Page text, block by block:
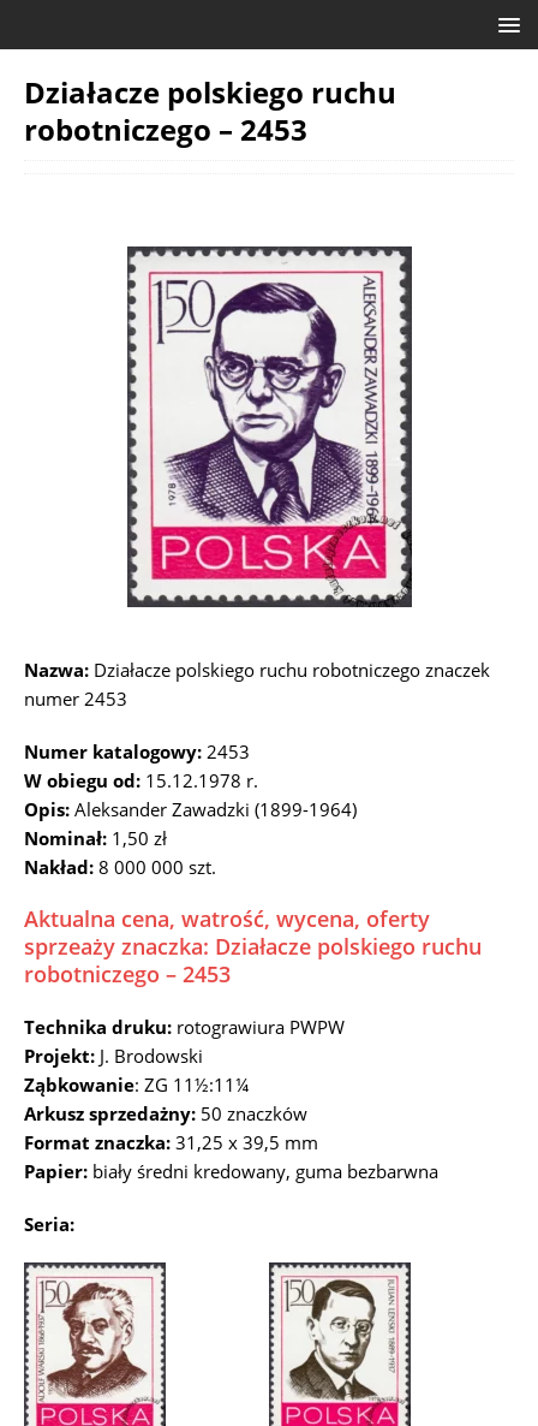
Działacze polskiego ruchu
robotniczego – 2453
Nazwa: Działacze polskiego ruchu robotniczego znaczek
numer 2453
Numer katalogowy: 2453
W obiegu od: 15.12.1978 r.
Opis: Aleksander Zawadzki (1899-1964)
Nominał: 1,50 zł
Nakład: 8 000 000 szt.
Aktualna cena, watrość, wycena, oferty
sprzeaży znaczka: Działacze polskiego ruchu
robotniczego – 2453
Technika druku: rotograwiura PWPW
Projekt: J. Brodowski
Ząbkowanie: ZG 11½:11¼
Arkusz sprzedażny: 50 znaczków
Format znaczka: 31,25 x 39,5 mm
Papier: biały średni kredowany, guma bezbarwna
Seria: